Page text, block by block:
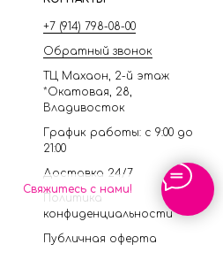
Свяжитесь с нами!
+7 (914) 798-08-00
Обратный звонок
ТЦ Махаон, 2-й этаж
*Окатовая, 28,
Владивосток
График работы: с 9:00 до
21:00
Доставка 24/7
Политика
конфиденциальности
Публичная оферта